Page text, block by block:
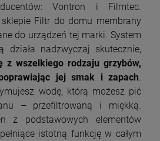
Vontron i Filmtec.
Filtr do domu membrany
do urządzeń tej marki. System
działa nadzwyczaj skutecznie,
z wszelkiego rodzaju grzybów,
jej smak i zapach
wodę, którą możesz pić
– przefiltrowaną i miękką.
z podstawowych elementów
istotną funkcję w całym